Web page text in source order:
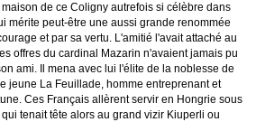
de ce Coligny autrefois si célèbre dans
mérite peut-être une aussi grande renommée
et par sa vertu. L'amitié l'avait attaché au
offres du cardinal Mazarin n'avaient jamais pu
ami. Il mena avec lui l'élite de la noblesse de
jeune La Feuillade, homme entreprenant et
Ces Français allèrent servir en Hongrie sous
tenait tête alors au grand vizir Kiuperli ou